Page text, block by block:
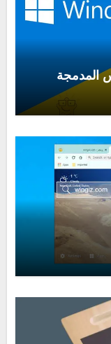
المدمجة